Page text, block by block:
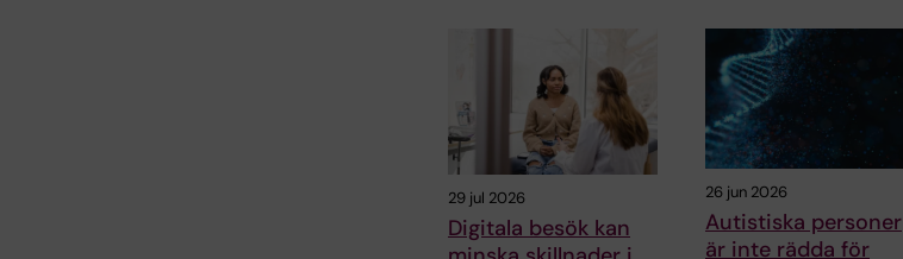
29 jul 2026
Digitala besök kan
26 jun 2026
Autistiska personer
är inte rädda för